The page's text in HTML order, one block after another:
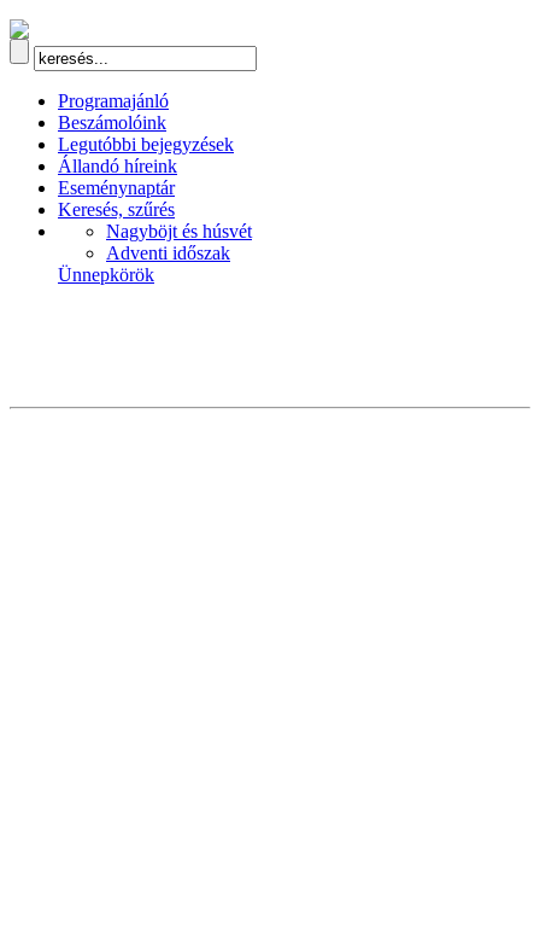
Programajánló
Beszámolóink
Legutóbbi bejegyzések
Állandó híreink
Eseménynaptár
Keresés, szűrés
Nagyböjt és húsvét
Adventi időszak
Ünnepkörök